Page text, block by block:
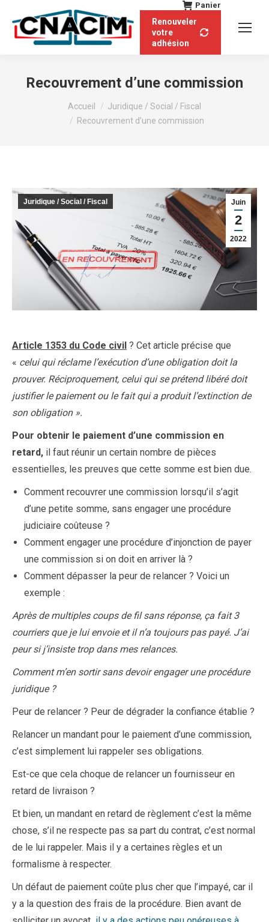
Panier
Renouveler
votre
adhésion
Recouvrement d’une commission
Vous êtes ici :Accueil
Juridique / Social / Fiscal
Recouvrement d’une commission
Juin
2
2022
Juridique / Social / Fiscal
Article 1353 du Code civil ? Cet article précise que
« celui qui réclame l’exécution d’une obligation doit la
prouver. Réciproquement, celui qui se prétend libéré doit
justifier le paiement ou le fait qui a produit l’extinction de
son obligation ».
Pour obtenir le paiement d’une commission en
retard, il faut réunir un certain nombre de pièces
essentielles, les preuves que cette somme est bien due.
Comment recouvrer une commission lorsqu’il s’agit
d’une petite somme, sans engager une procédure
judiciaire coûteuse ?
Comment engager une procédure d’injonction de payer
une commission si on doit en arriver là ?
Comment dépasser la peur de relancer ? Voici un
exemple :
Après de multiples coups de fil sans réponse, ça fait 3
courriers que je lui envoie et il n’a toujours pas payé. J’ai
peur si j’insiste trop dans mes relances.
Comment m’en sortir sans devoir engager une procédure
juridique ?
Peur de relancer ? Peur de dégrader la confiance établie ?
Relancer un mandant pour le paiement d’une commission,
c’est simplement lui rappeler ses obligations.
Est-ce que cela choque de relancer un fournisseur en
retard de livraison ?
Et bien, un mandant en retard de règlement c’est la même
chose, s’il ne respecte pas sa part du contrat, c’est normal
de le lui rappeler. Mais il y a certaines règles et un
formalisme à respecter.
Un défaut de paiement coûte plus cher que l’impayé, car il
y a la question des frais de la procédure. Bien avant de